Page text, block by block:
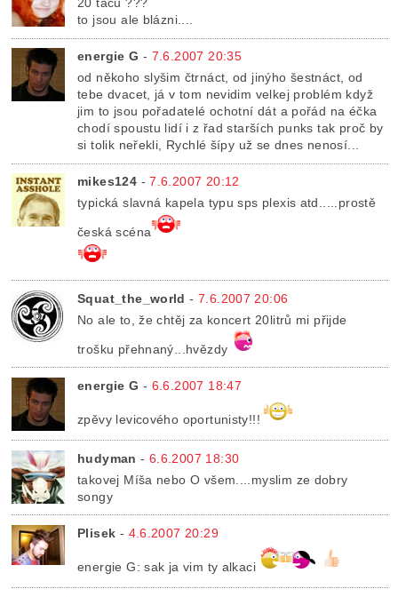
20 táců ???
to jsou ale blázni....
energie G - 7.6.2007 20:35
od někoho slyšim čtrnáct, od jinýho šestnáct, od
tebe dvacet, já v tom nevidim velkej problém když
jim to jsou pořadatelé ochotní dát a pořád na éčka
chodí spoustu lidí i z řad starších punks tak proč by
si tolik neřekli, Rychlé šípy už se dnes nenosí...
mikes124 -7.6.2007 20:12
typická slavná kapela typu sps plexis atd.....prostě
česká scéna
Squat_the_world - 7.6.2007 20:06
No ale to, že chtěj za koncert 20litrů mi přijde
trošku přehnaný...hvězdy
energie G - 6.6.2007 18:47
zpěvy levicového oportunisty!!!
hudyman - 6.6.2007 18:30
takovej Míša nebo O všem....myslim ze dobry
songy
Plisek - 4.6.2007 20:29
energie G: sak ja vim ty alkaci